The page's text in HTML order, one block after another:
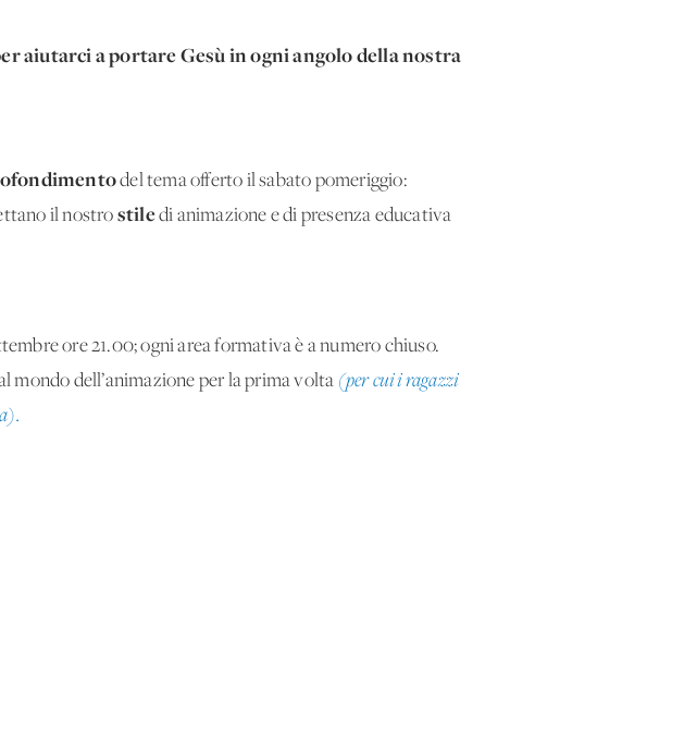
aiutarci a portare Gesù in ogni angolo della nostra
del tema offerto il sabato pomeriggio:
il nostro stiledi animazione e di presenza educativa
ore 21.00; ogni area formativa è a numero chiuso.
mondo dell’animazione per la prima volta (per cui i ragazzi